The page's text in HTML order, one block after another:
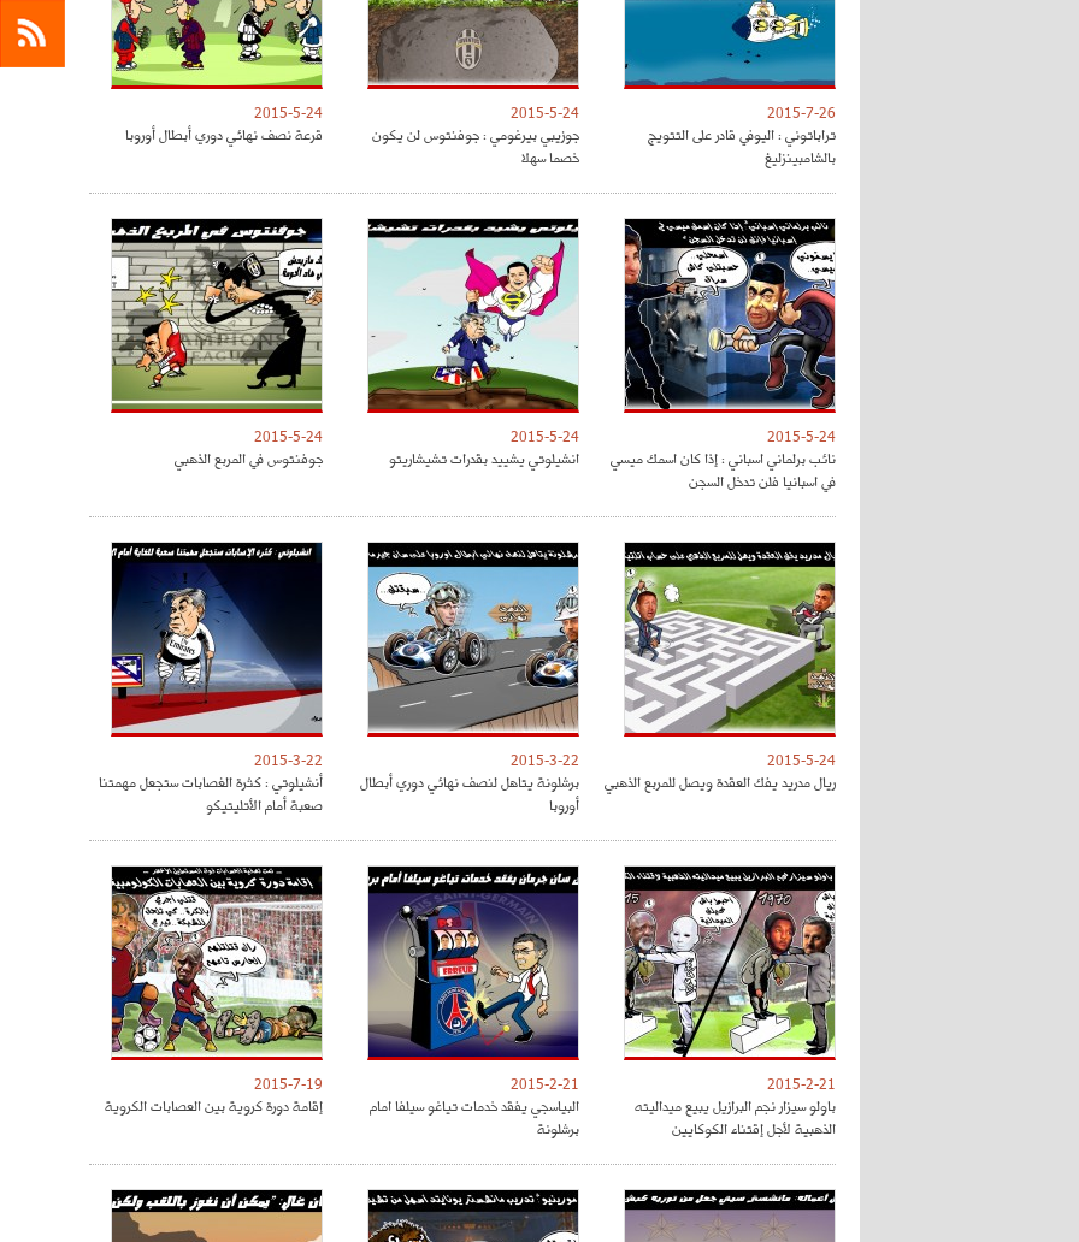
2015-7-26
تراباتوني : اليوفي قادر على التتويج
بالشامبينزليغ
2015-5-24
جوزيبي بيرغومي : جوفنتوس لن يكون
خصما سهلا
2015-5-24
قرعة نصف نهائي دوري أبطال أوروبا
2015-5-24
نائب برلماني اسباني : إذا كان اسمك ميسي
في اسبانيا فلن تدخل السجن
2015-5-24
انشيلوتي يشييد بقدرات تشيشاريتو
2015-5-24
جوفنتوس في المربع الذهبي
2015-5-24
ريال مدريد يفك العقدة ويصل للمربع الذهبي
2015-3-22
برشلونة يتاهل لنصف نهائي دوري أبطال
أوروبا
2015-3-22
أنشيلوتي : كثرة الغصابات ستجعل مهمتنا
صعبة أمام الأتليتيكو
2015-2-21
باولو سيزار نجم البرازيل يبيع ميداليته
الذهبية لأجل إقتناء الكوكايين
2015-2-21
البياسجي يفقد خدمات تياغو سيلفا امام
برشلونة
2015-7-19
إقامة دورة كروية بين العصابات الكروية